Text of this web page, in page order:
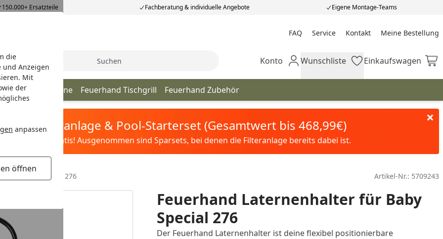
die
und Anzeigen
Mit
der
anpassen
öffnen
150.000+ Ersatzteile Fachberatung & individuelle Angebote Eigene Montage-Teams
FAQ Service Kontakt Meine Bestellung
Meine Bestellung
Suche Mein Konto
Konto Wunschliste
Wunschliste Einkaufswagen
Einkaufswagen
& Feuertonne Feuerhand Tischgrill Feuerhand Zubehör
Sandfilteranlage & Pool-Starterset (Gesamtwert bis 468,99€)
Filter&Pflege gratis! Ausgenommen sind Sparsets, bei denen die Filteranlage bereits dabei ist.
für Baby Special 276 Artikel-Nr.: 5709243
Feuerhand Laternenhalter für Baby
Special 276
Der Feuerhand Laternenhalter ist deine flexibel positionierbare